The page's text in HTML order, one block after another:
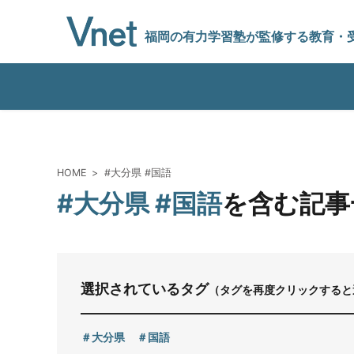
福岡の有力学習塾が監修する教育 ・
vnetアライアンス企業
プライバシーポリシー
HOME #大分県 #国語
#大分県 #国語を含む記
選択されているタグ（タグを再度クリックする
大分県 国語